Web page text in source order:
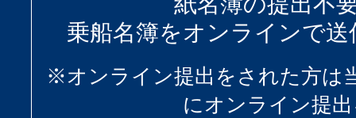
乗船名簿をオンラインで
※オンライン提出をされた方は
にオンライン提